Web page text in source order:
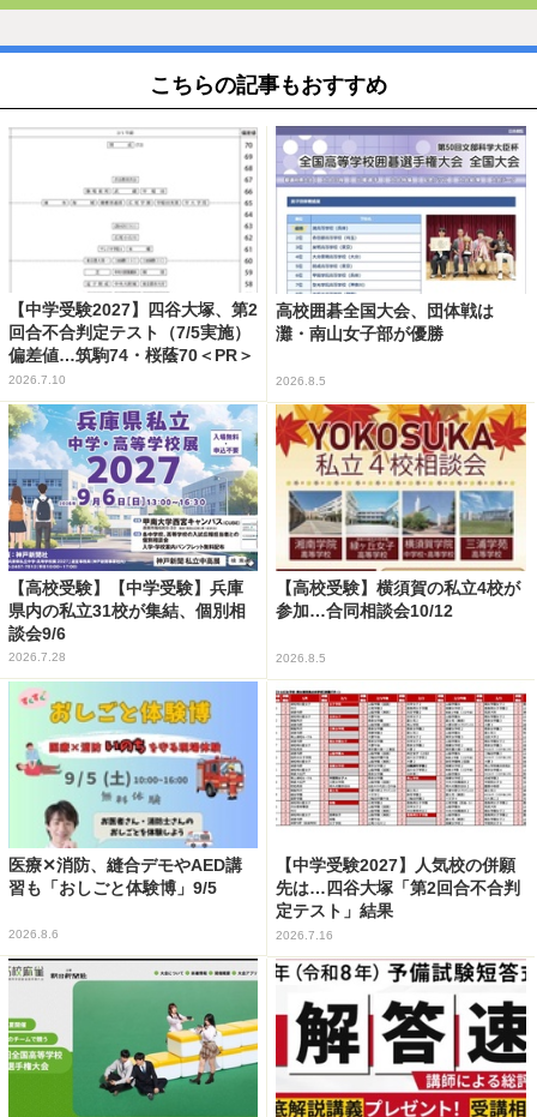
こちらの記事もおすすめ
【中学受験2027】四谷大塚、第2
回合不合判定テスト（7/5実施）
偏差値…筑駒74・桜蔭70＜PR＞
2026.7.10
高校囲碁全国大会、団体戦は
灘・南山女子部が優勝
2026.8.5
【高校受験】【中学受験】兵庫
県内の私立31校が集結、個別相
談会9/6
2026.7.28
【高校受験】横須賀の私立4校が
参加…合同相談会10/12
2026.8.5
医療✕消防、縫合デモやAED講
習も「おしごと体験博」9/5
2026.8.6
【中学受験2027】人気校の併願
先は…四谷大塚「第2回合不合判
定テスト」結果
2026.7.16